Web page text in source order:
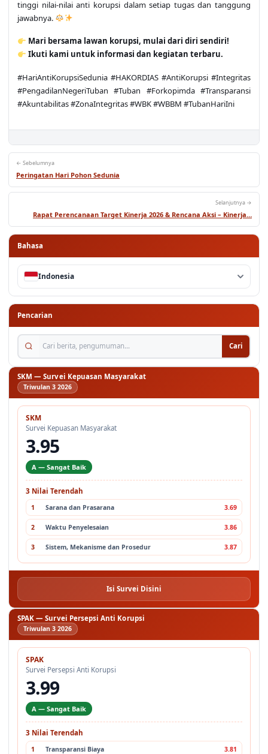
tinggi nilai-nilai anti korupsi dalam setiap tugas dan tanggung
jawabnya.
Mari bersama lawan korupsi, mulai dari diri sendiri!
Ikuti kami untuk informasi dan kegiatan terbaru.
#HariAntiKorupsiSedunia #HAKORDIAS #AntiKorupsi #Integritas
#PengadilanNegeriTuban #Tuban #Forkopimda #Transparansi
#Akuntabilitas #ZonaIntegritas #WBK #WBBM #TubanHariIni
← Sebelumnya
Peringatan Hari Pohon Sedunia
Selanjutnya →
Rapat Perencanaan Target Kinerja 2026 & Rencana Aksi – Kinerja…
Bahasa
Indonesia
Pencarian
Cari berita, pengumuman...
Cari
SKM — Survei Kepuasan Masyarakat
Triwulan 3 2026
SKM
Survei Kepuasan Masyarakat
3.95
A — Sangat Baik
3 Nilai Terendah
1 Sarana dan Prasarana 3.69
2 Waktu Penyelesaian 3.86
3 Sistem, Mekanisme dan Prosedur 3.87
Isi Survei Disini
SPAK — Survei Persepsi Anti Korupsi
Triwulan 3 2026
SPAK
Survei Persepsi Anti Korupsi
3.99
A — Sangat Baik
3 Nilai Terendah
1 Transparansi Biaya 3.81